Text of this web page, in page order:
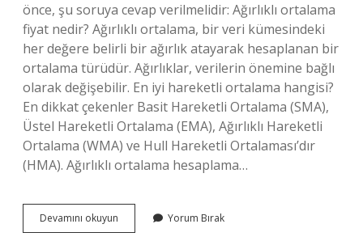
önce, şu soruya cevap verilmelidir: Ağırlıklı ortalama
fiyat nedir? Ağırlıklı ortalama, bir veri kümesindeki
her değere belirli bir ağırlık atayarak hesaplanan bir
ortalama türüdür. Ağırlıklar, verilerin önemine bağlı
olarak değişebilir. En iyi hareketli ortalama hangisi?
En dikkat çekenler Basit Hareketli Ortalama (SMA),
Üstel Hareketli Ortalama (EMA), Ağırlıklı Hareketli
Ortalama (WMA) ve Hull Hareketli Ortalaması’dır
(HMA). Ağırlıklı ortalama hesaplama…
Devamını okuyun Yürüyen
Ağırlıklı
Yorum Bırak